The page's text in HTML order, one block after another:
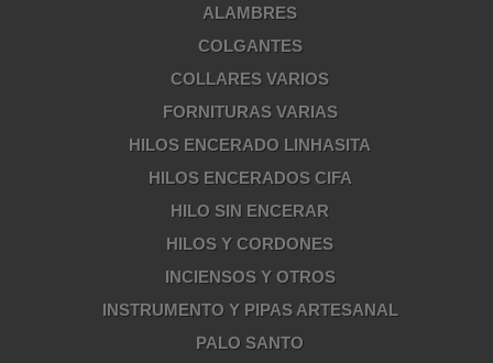
ALAMBRES
COLGANTES
COLLARES VARIOS
FORNITURAS VARIAS
HILOS ENCERADO LINHASITA
HILOS ENCERADOS CIFA
HILO SIN ENCERAR
HILOS Y CORDONES
INCIENSOS Y OTROS
INSTRUMENTO Y PIPAS ARTESANAL
PALO SANTO